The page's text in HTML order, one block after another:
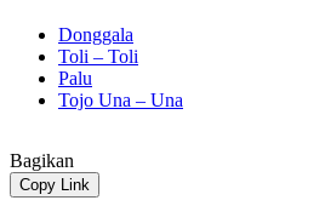
Donggala
Toli – Toli
Palu
Tojo Una – Una
Bagikan
Copy Link